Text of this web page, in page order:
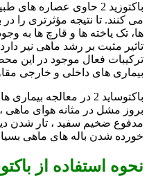
باکتوزید 2 حاوی
می کنند. تا نتیجه مؤثرتری را
ها، تک یاخته ها و قارچ ها به
تاثیر مثبت بر رشد ماهی نیر
ترکیبات فعال موجود در این
بیماری های داخلی و خارجی
باکتوساید 2 در معالجه
بروز مشل در مثانه هوای ماهی ،
مدفوع ضخیم سفید ، تار شدن
خورده شدن باله های ماهی
نحوه استفاده از